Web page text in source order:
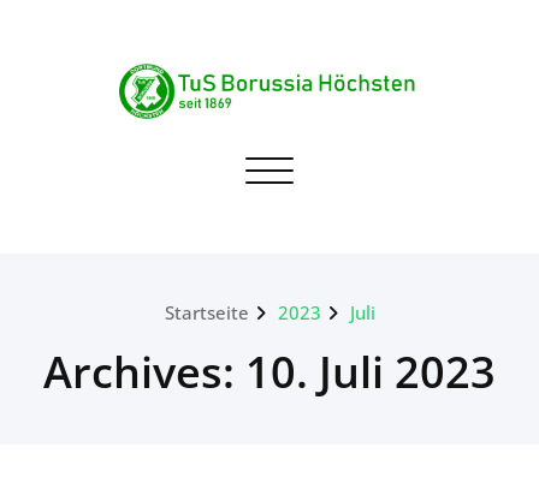
TuS Borussia Höchsten
Navigation umschalten
Startseite 2023 Juli
Archives: 10. Juli 2023